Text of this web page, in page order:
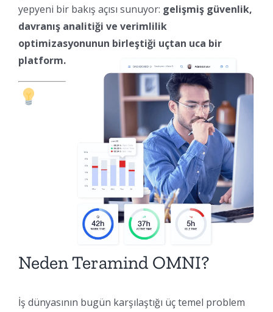
yepyeni bir bakış açısı sunuyor: gelişmiş güvenlik,
davranış analitiği ve verimlilik
optimizasyonunun birleştiği uçtan uca bir
platform.
Neden Teramind OMNI?
İş dünyasının bugün karşılaştığı üç temel problem